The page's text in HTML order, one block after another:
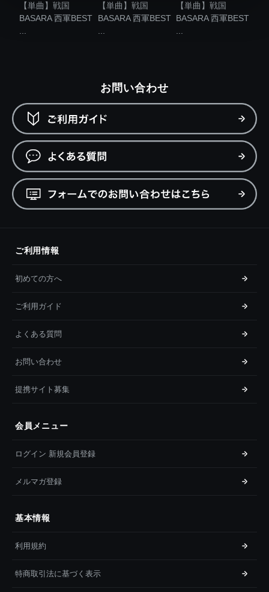
【単曲】戦国
BASARA 西軍BEST
【単曲】戦国
BASARA 西軍BEST
【単曲】戦国
BASARA 西軍BEST
お問い合わせ
ご利用情報
初めての方へ
ご利用ガイド
よくある質問
お問い合わせ
提携サイト募集
会員メニュー
ログイン 新規会員登録
メルマガ登録
基本情報
利用規約
特商取引法に基づく表示